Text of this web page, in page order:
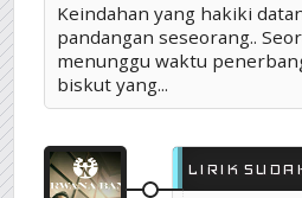
TAG : CERITA LAWAK
Keindahan yang hakiki
pandangan seseorang..
menunggu waktu
biskut yang...
LIRIK